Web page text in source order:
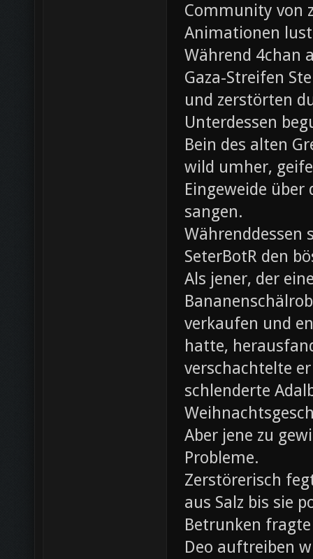
Community von
Animationen
Während 4chan
Gaza-Streifen
und zerstörten
Unterdessen
Bein des alten
wild umher,
Eingeweide
sangen.
Währenddessen
SeterBotR den
Als jener, der
verkaufen und
hatte,
verschachtelte
schlenderte
Aber jene zu
Probleme.
Zerstörerisch
aus Salz bis sie
Betrunken
Deo auftreiben